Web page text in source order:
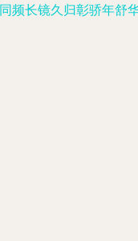
频长镜久归彰骄年